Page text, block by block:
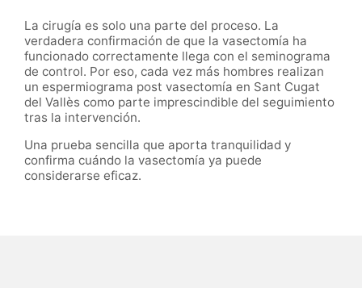
La cirugía es solo una parte del proceso. La
verdadera confirmación de que la vasectomía ha
funcionado correctamente llega con el seminograma
de control. Por eso, cada vez más hombres realizan
un espermiograma post vasectomía en Sant Cugat
del Vallès como parte imprescindible del seguimiento
tras la intervención.
Una prueba sencilla que aporta tranquilidad y
confirma cuándo la vasectomía ya puede
considerarse eficaz.